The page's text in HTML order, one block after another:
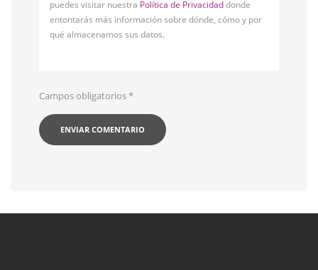
puedes visitar nuestra Política de Privacidaddonde
entontarás más información sobre dónde, cómo y por
qué almacenamos sus datos.
Campos obligatorios*